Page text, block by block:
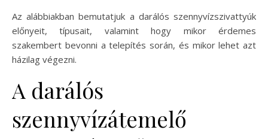
Az alábbiakban bemutatjuk a darálós szennyvízszivattyúk
előnyeit, típusait, valamint hogy mikor érdemes
szakembert bevonni a telepítés során, és mikor lehet azt
házilag végezni.
A darálós
szennyvízátemelő